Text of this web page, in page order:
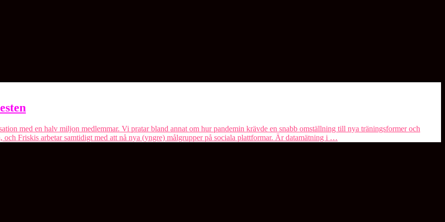
med en halv miljon medlemmar. Vi pratar bland annat om hur pandemin krävde en snabb omställning till nya träningsformer och
Friskis arbetar samtidigt med att nå nya (yngre) målgrupper på sociala plattformar. Är datamätning i …